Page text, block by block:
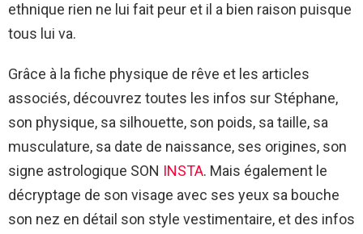
ethnique rien ne lui fait peur et il a bien raison puisque
tous lui va.
Grâce à la fiche physique de rêve et les articles
associés, découvrez toutes les infos sur Stéphane,
son physique, sa silhouette, son poids, sa taille, sa
musculature, sa date de naissance, ses origines, son
signe astrologique SON INSTA. Mais également le
décryptage de son visage avec ses yeux sa bouche
son nez en détail son style vestimentaire, et des infos